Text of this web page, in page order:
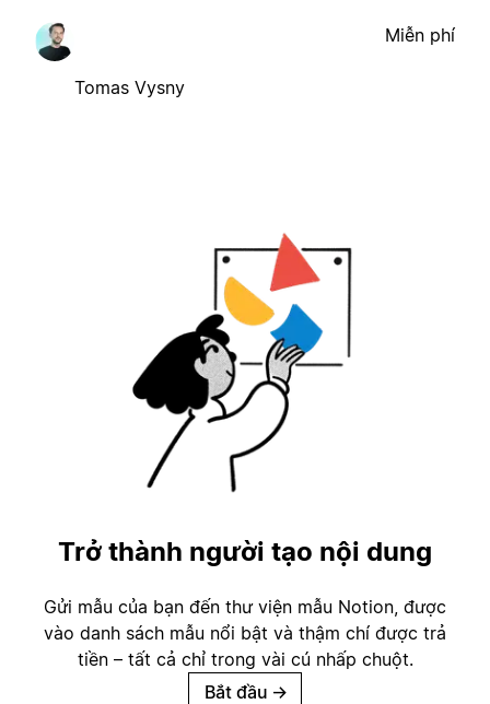
Tomas Vysny
Miễn phí
Trở thành người tạo nội dung
Gửi mẫu của bạn đến thư viện mẫu Notion, được
vào danh sách mẫu nổi bật và thậm chí được trả
tiền – tất cả chỉ trong vài cú nhấp chuột.
Bắt đầu →